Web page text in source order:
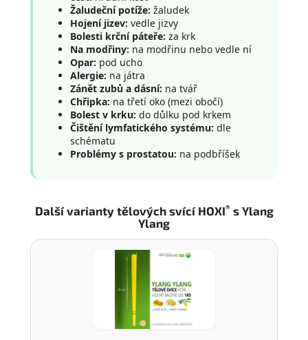
Žaludeční potíže: žaludek
Hojení jizev: vedle jizvy
Bolesti krční páteře: za krk
Na modřiny: na modřinu nebo vedle ní
Opar: pod ucho
Alergie: na játra
Zánět zubů a dásní: na tvář
Chřipka: na třetí oko (mezi obočí)
Bolest v krku: do důlku pod krkem
Čištění lymfatického systému: dle
schématu
Problémy s prostatou: na podbříšek
Další varianty tělových svící HOXI®s Ylang
Ylang